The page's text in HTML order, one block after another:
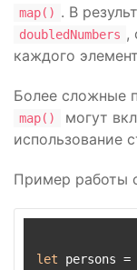
map() . В
doubledNumbers ,
каждого
Более сложные
map()
могут
использование
Пример работы
let persons =